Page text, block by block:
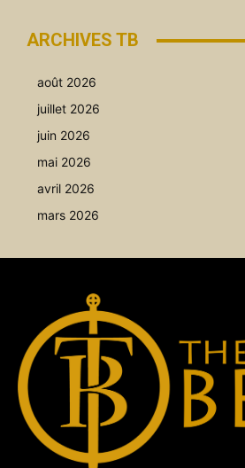
ARCHIVES TB
août 2026
juillet 2026
juin 2026
mai 2026
avril 2026
mars 2026